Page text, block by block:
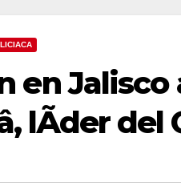
en Jalisco
lÃder del